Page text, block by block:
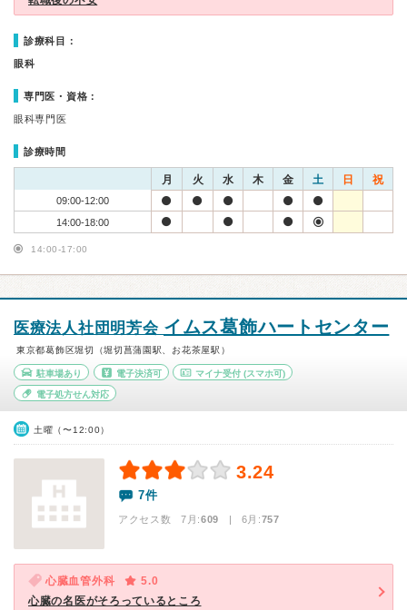
診療科目：
眼科
専門医・資格：
眼科専門医
診療時間
月 火 水 木 金 土 日 祝
09:00-12:00
14:00-18:00
14:00-17:00
医療法人社団明芳会 イムス葛飾ハートセンター
東京都葛飾区堀切（堀切菖蒲園駅、お花茶屋駅）
駐車場あり 電子決済可 マイナ受付 (スマホ可)
電子処方せん対応
土曜（〜12:00）
3.24
7件
アクセス数 7月:609 | 6月:757
心臓血管外科
5.0
心臓の名医がそろっているところ